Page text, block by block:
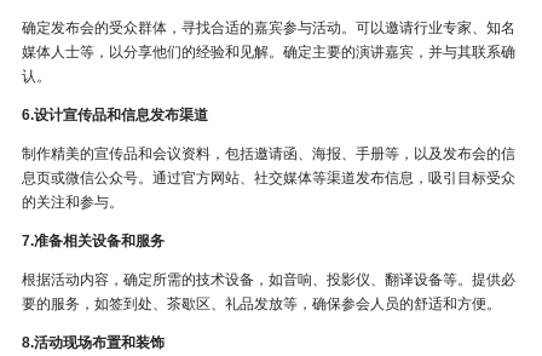
确定发布会的受众群体，寻找合适的嘉宾参与活动。可以邀请行业专家、知名
媒体人士等，以分享他们的经验和见解。确定主要的演讲嘉宾，并与其联系确
认。
6.设计宣传品和信息发布渠道
制作精美的宣传品和会议资料，包括邀请函、海报、手册等，以及发布会的信
息页或微信公众号。通过官方网站、社交媒体等渠道发布信息，吸引目标受众
的关注和参与。
7.准备相关设备和服务
根据活动内容，确定所需的技术设备，如音响、投影仪、翻译设备等。提供必
要的服务，如签到处、茶歇区、礼品发放等，确保参会人员的舒适和方便。
8.活动现场布置和装饰